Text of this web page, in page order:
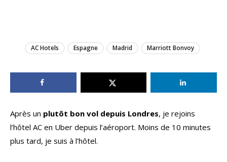
AC Hotels Espagne Madrid Marriott Bonvoy
Après un plutôt bon vol depuis Londres, je rejoins
l’hôtel AC en Uber depuis l’aéroport. Moins de 10 minutes
plus tard, je suis à l’hôtel.